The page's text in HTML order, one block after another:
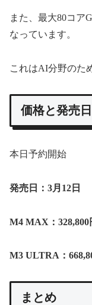
また、最大80コア
なっています。
これはAI分野のた
価格と発売日
本日予約開始
発売日：3月12日
M4 MAX：328,800
M3 ULTRA：
まとめ